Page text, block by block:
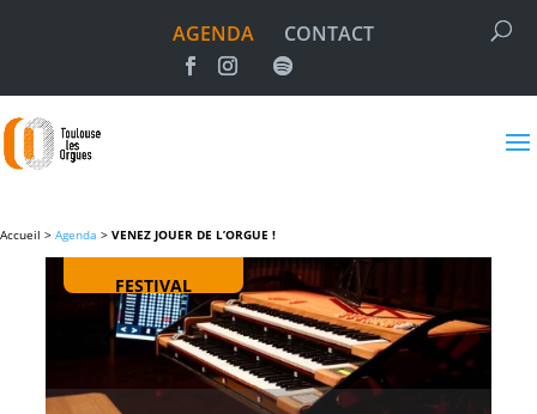
AGENDA CONTACT
Accueil > Agenda > VENEZ JOUER DE L’ORGUE !
FESTIVAL